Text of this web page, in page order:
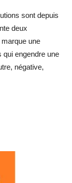
sont depuis
deux
une
qui engendre une
négative,